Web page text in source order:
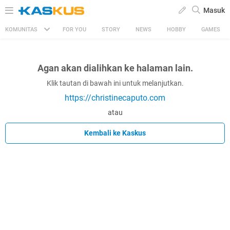
Masuk
KOMUNITAS FOR YOU STORY NEWS HOBBY GAMES
Agan akan dialihkan ke halaman lain.
Klik tautan di bawah ini untuk melanjutkan.
https://christinecaputo.com
atau
Kembali ke Kaskus